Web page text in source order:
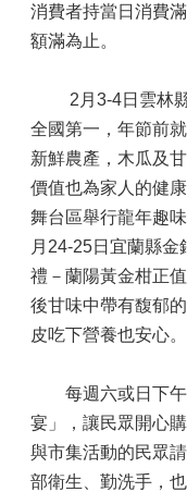
消費者持當日消費
額滿為止。
2月3-4日雲林縣
全國第一，年節前
新鮮農產，木瓜及
價值也為家人的健
舞台區舉行龍年趣
月24-25日宜蘭縣
禮－蘭陽黃金柑正
後甘味中帶有馥郁
皮吃下營養也安心。
每週六或日下午2
宴」，讓民眾開心
與市集活動的民眾
部衛生、勤洗手，